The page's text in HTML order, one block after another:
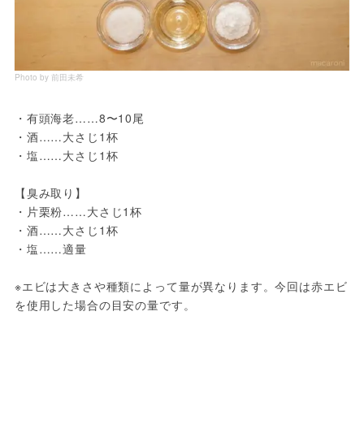
Photo by 前田未希
・有頭海老……8〜10尾
・酒……大さじ1杯
・塩……大さじ1杯
【臭み取り】
・片栗粉……大さじ1杯
・酒……大さじ1杯
・塩……適量
※エビは大きさや種類によって量が異なります。今回は赤エビ
を使用した場合の目安の量です。